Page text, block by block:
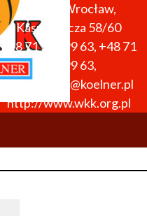
Wrocław,
Kasprowicza 58/60
+48 71 327 99 63, +48 71
327 99 63,
wkk.obiekty@koelner.pl
http://www.wkk.org.pl